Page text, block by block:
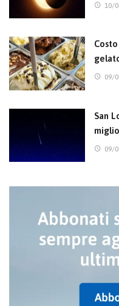
10/
09/
San
09/